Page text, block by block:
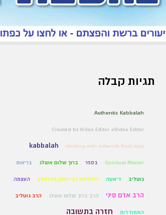
תגיות קבלה
Authentic Kabbalah
Created by Video Editor #Video Editor
dealing with adversity final.mp4
kabbalah
Spiritual Master בספר ברוך שלום אשלג בריאות
גוטליב דיאטה הילולתא רבי נחמן מברסלב העצמה
הרב אדם סיני הרב ברוך שלום אשלג הרב גוטליב
התמודדות חזרה בתשובה